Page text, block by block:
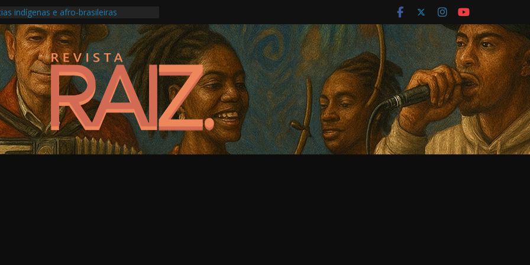
indígenas e afro-brasileiras
roda carioca em álbum ao vivo
Festival do Patrimônio em São Paulo
musical ligada à saúde mental
Pontos de Cultura e as escolas